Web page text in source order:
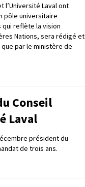
l’Université Laval ont
pôle universitaire
qui reflète la vision
Nations, sera rédigé et
par le ministère de
Conseil
Laval
président du
de trois ans.